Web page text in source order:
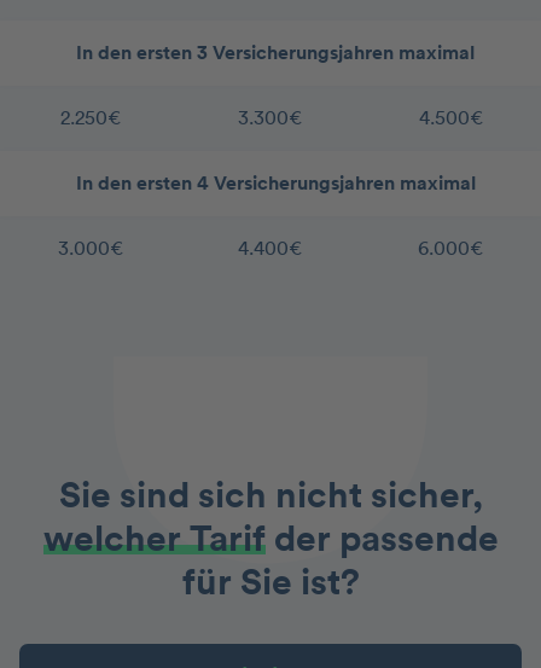
In den ersten 3 Versicherungsjahren maximal
2.250€ 3.300€ 4.500€
In den ersten 4 Versicherungsjahren maximal
3.000€ 4.400€ 6.000€
Sie sind sich nicht sicher,
welcher Tarifder passende
für Sie ist?